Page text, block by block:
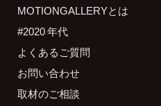
MOTIONGALLERYとは
#2020 年代
よくあるご質問
お問い合わせ
取材のご相談